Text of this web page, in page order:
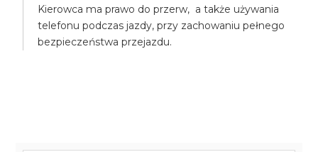
Kierowca ma prawo do przerw, a także używania
telefonu podczas jazdy, przy zachowaniu pełnego
bezpieczeństwa przejazdu.